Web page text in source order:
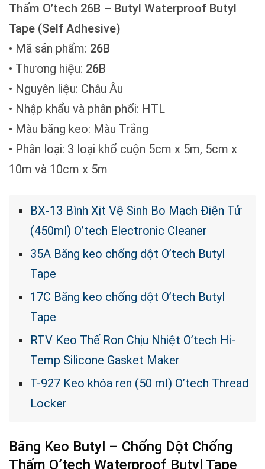
Thấm O’tech 26B – Butyl Waterproof Butyl
Tape (Self Adhesive)
• Mã sản phẩm: 26B
• Thương hiệu: 26B
• Nguyên liệu: Châu Âu
• Nhập khẩu và phân phối: HTL
• Màu băng keo: Màu Trắng
• Phân loại: 3 loại khổ cuộn 5cm x 5m, 5cm x
10m và 10cm x 5m
BX-13 Bình Xịt Vệ Sinh Bo Mạch Điện Tử
(450ml) O’tech Electronic Cleaner
35A Băng keo chống dột O’tech Butyl
Tape
17C Băng keo chống dột O’tech Butyl
Tape
RTV Keo Thế Ron Chịu Nhiệt O’tech Hi-
Temp Silicone Gasket Maker
T-927 Keo khóa ren (50 ml) O’tech Thread
Locker
Băng Keo Butyl – Chống Dột Chống
Thấm O’tech Waterproof Butyl Tape